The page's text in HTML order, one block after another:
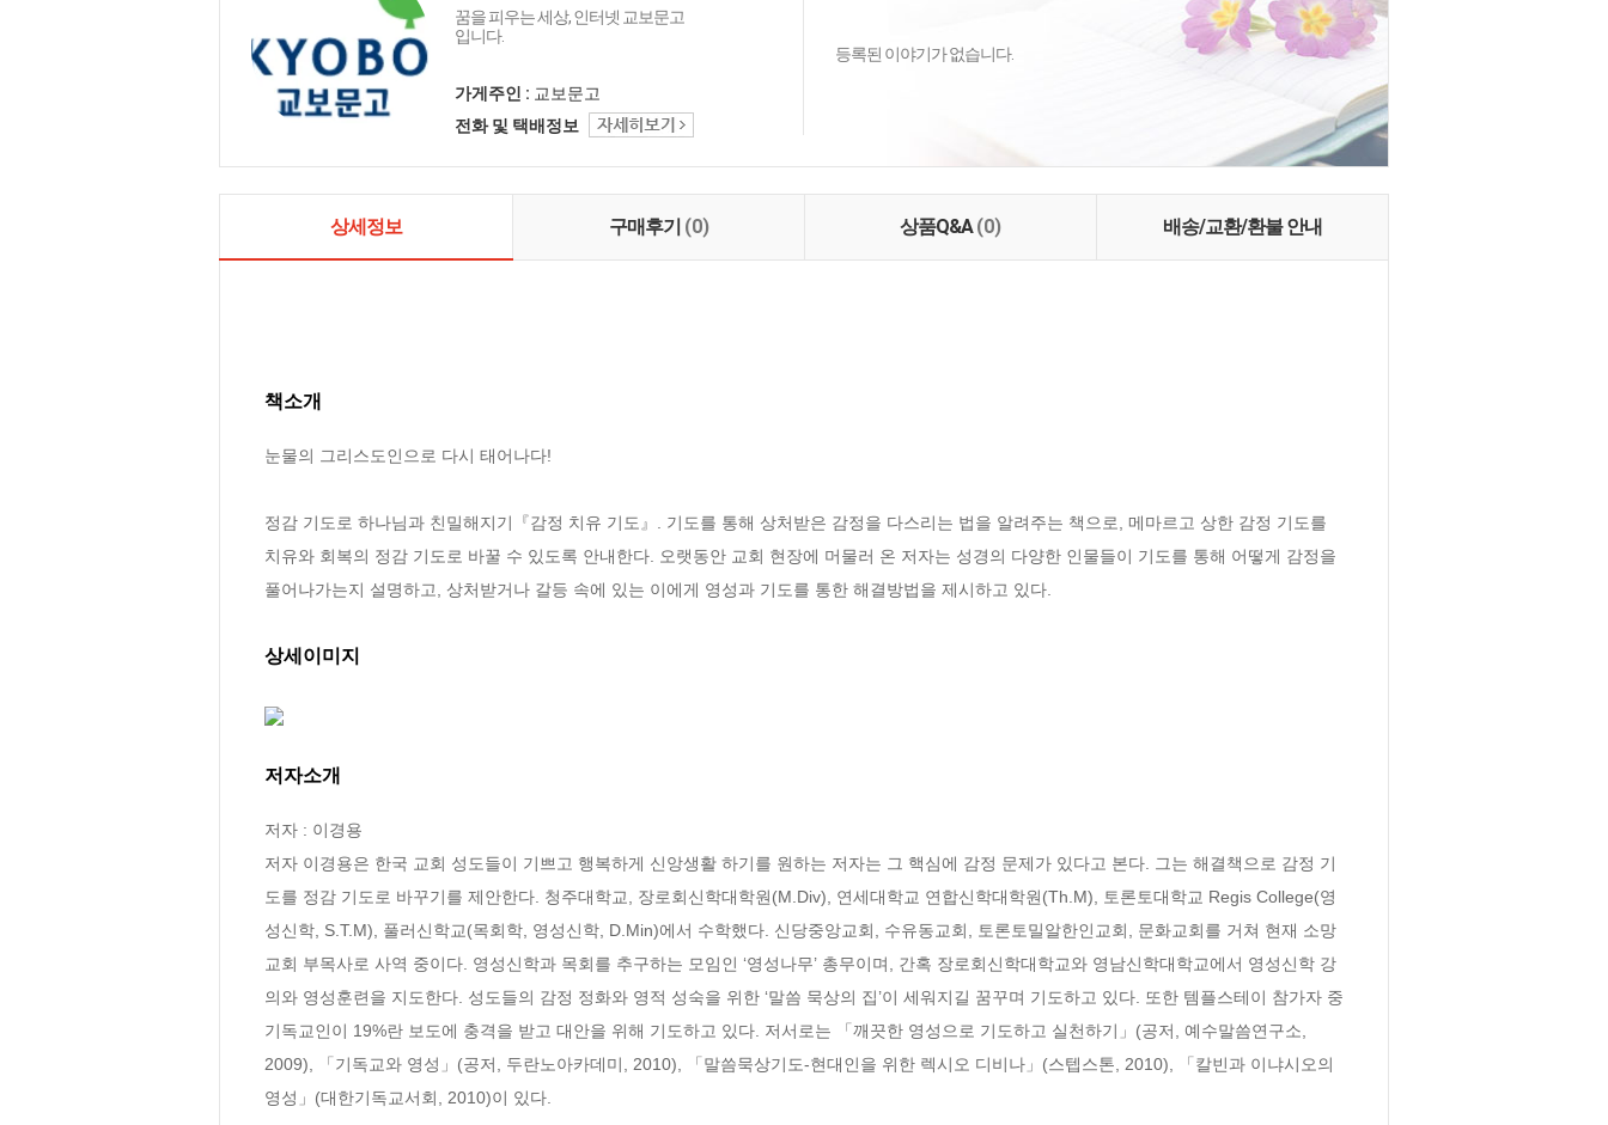
꿈을 피우는 세상, 인터넷 교보문고
입니다.
가게주인 : 교보문고
전화 및 택배정보
등록된 이야기가 없습니다.
상세정보 구매후기 (0) 상품Q&A(0) 배송/교환/환불 안내
책소개
눈물의 그리스도인으로 다시 태어나다!
정감 기도로 하나님과 친밀해지기『감정 치유 기도』. 기도를 통해 상처받은 감정을 다스리는 법을 알려주는 책으로, 메마르고 상한 감정 기도를
치유와 회복의 정감 기도로 바꿀 수 있도록 안내한다. 오랫동안 교회 현장에 머물러 온 저자는 성경의 다양한 인물들이 기도를 통해 어떻게 감정을
풀어나가는지 설명하고, 상처받거나 갈등 속에 있는 이에게 영성과 기도를 통한 해결방법을 제시하고 있다.
상세이미지
저자소개
저자 : 이경용
저자 이경용은 한국 교회 성도들이 기쁘고 행복하게 신앙생활 하기를 원하는 저자는 그 핵심에 감정 문제가 있다고 본다. 그는 해결책으로 감정 기
도를 정감 기도로 바꾸기를 제안한다. 청주대학교, 장로회신학대학원(M.Div), 연세대학교 연합신학대학원(Th.M), 토론토대학교 Regis College(영
성신학, S.T.M), 풀러신학교(목회학, 영성신학, D.Min)에서 수학했다. 신당중앙교회, 수유동교회, 토론토밀알한인교회, 문화교회를 거쳐 현재 소망
교회 부목사로 사역 중이다. 영성신학과 목회를 추구하는 모임인 ‘영성나무’ 총무이며, 간혹 장로회신학대학교와 영남신학대학교에서 영성신학 강
의와 영성훈련을 지도한다. 성도들의 감정 정화와 영적 성숙을 위한 ‘말씀 묵상의 집’이 세워지길 꿈꾸며 기도하고 있다. 또한 템플스테이 참가자 중
기독교인이 19%란 보도에 충격을 받고 대안을 위해 기도하고 있다. 저서로는 「깨끗한 영성으로 기도하고 실천하기」(공저, 예수말씀연구소,
2009), 「기독교와 영성」(공저, 두란노아카데미, 2010), 「말씀묵상기도-현대인을 위한 렉시오 디비나」(스텝스톤, 2010), 「칼빈과 이냐시오의
영성」(대한기독교서회, 2010)이 있다.